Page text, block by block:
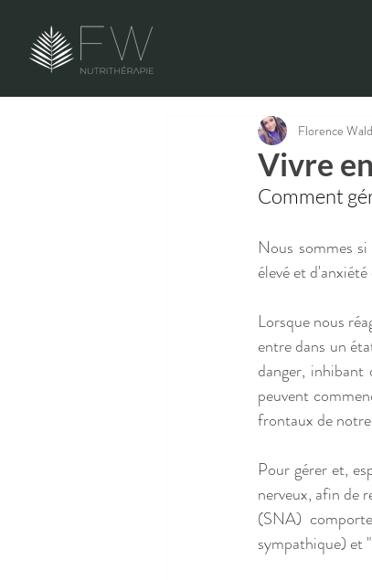
Vivre
Florence
Comment
Nous sommes
élevé et
Lorsque nous
entre dans un
danger, inhibant
peuvent
frontaux de
Pour gérer et,
nerveux, afin de
(SNA)
sympathique) et